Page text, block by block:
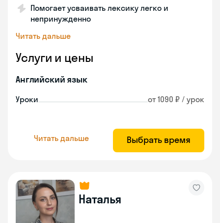
Помогает усваивать лексику легко и
непринужденно
Читать дальше
Услуги и цены
Английский язык
Уроки от 1090 ₽ / урок
Читать дальше Выбрать время
Наталья